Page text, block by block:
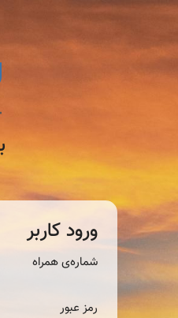
ورود کاربر
شماره‌ی همراه
رمز عبور